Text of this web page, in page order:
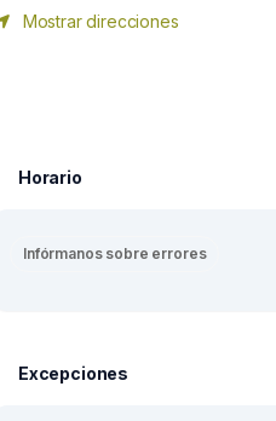
Mostrar direcciones
Horario
Infórmanos sobre errores
Excepciones